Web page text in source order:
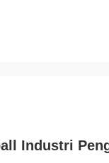
Industri